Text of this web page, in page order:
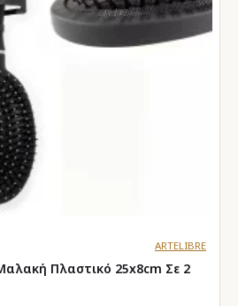
ARTELIBRE
Πλαστικό 25x8cm Σε 2